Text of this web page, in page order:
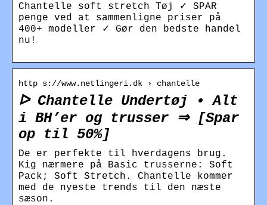
Chantelle soft stretch Tøj ✓ SPAR
penge ved at sammenligne priser på
400+ modeller ✓ Gør den bedste handel
nu!
http s://www.netlingeri.dk › chantelle
ᐅ Chantelle Undertøj • Alt
i BH’er og trusser ⇒ [Spar
op til 50%]
De er perfekte til hverdagens brug.
Kig nærmere på Basic trusserne: Soft
Pack; Soft Stretch. Chantelle kommer
med de nyeste trends til den næste
sæson.